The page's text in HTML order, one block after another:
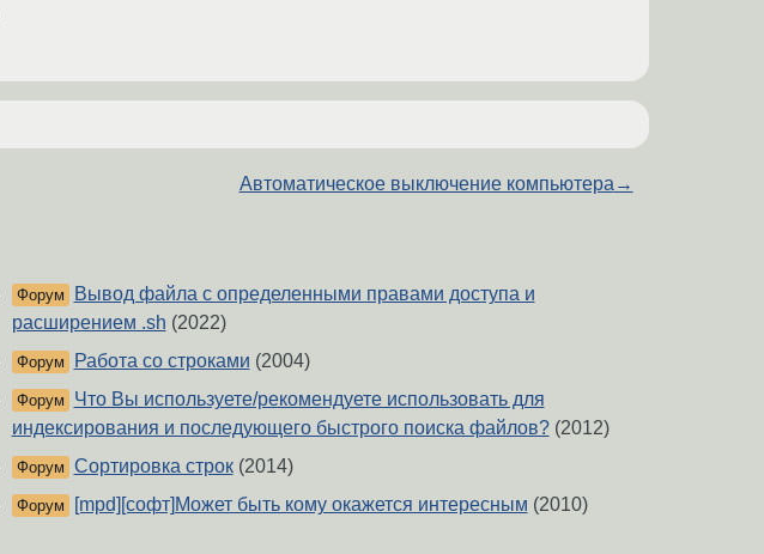
Автоматическое выключение компьютера →
Форум
Вывод файла с определенными правами доступа и
расширением .sh (2022)
Форум Работа со строками (2004)
Форум
Что Вы используете/рекомендуете использовать для
индексирования и последующего быстрого поиска файлов?(2012)
Форум Сортировка строк(2014)
Форум [mpd][софт]Может быть кому окажется интересным (2010)